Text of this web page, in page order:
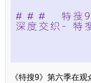
《特搜9》第六季在